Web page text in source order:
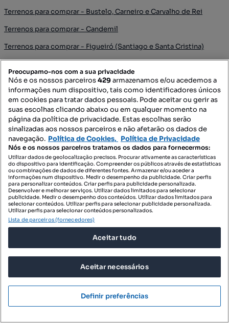
Terrenos para comprar - Bustelo, Carneiro e Carvalho de Rei
Terrenos para comprar - Candemil
Terrenos para comprar - Figueiró (Santiago e Santa Cristina)
Terrenos para comprar - Fridão
Terrenos para comprar - Gondar
Terrenos para comprar - Gouveia (São Simão)
Terrenos para comprar - Jazente
Terrenos para comprar - Lomba
Terrenos para comprar - Louredo
Terrenos para comprar - Lufrei
Terrenos para comprar - Mancelos
Todos...
Imóveis para comprar - Freixo de Cima e de Baixo
Apartamentos para comprar - Freixo de Cima e de Baixo
T0 para comprar - Freixo de Cima e de Baixo
Moradias para comprar - Freixo de Cima e de Baixo
Preocupamo-nos com a sua privacidade
Nós e os nossos parceiros429armazenamos e/ou acedemos a
informações num dispositivo, tais como identificadores únicos
em cookies para tratar dados pessoais. Pode aceitar ou gerir as
suas escolhas clicando abaixo ou em qualquer momento na
página da política de privacidade. Estas escolhas serão
sinalizadas aos nossos parceiros e não afetarão os dados de
navegação. Política de Cookies, Política de Privacidade
Nós e os nossos parceiros tratamos os dados para fornecermos:
Utilizar dados de geolocalização precisos. Procurar ativamente as características
do dispositivo para identificação. Compreender os públicos através de estatísticas
ou combinações de dados de diferentes fontes. Armazenar e/ou aceder a
informações num dispositivo. Medir o desempenho da publicidade. Criar perfis
para personalizar conteúdos. Criar perfis para publicidade personalizada.
Desenvolver e melhorar serviços. Utilizar dados limitados para selecionar
publicidade. Medir o desempenho dos conteúdos. Utilizar dados limitados para
selecionar conteúdos. Utilizar perfis para selecionar publicidade personalizada.
Utilizar perfis para selecionar conteúdos personalizados.
Lista de parceiros (fornecedores)
Aceitar tudo
Aceitar necessários
Definir preferências